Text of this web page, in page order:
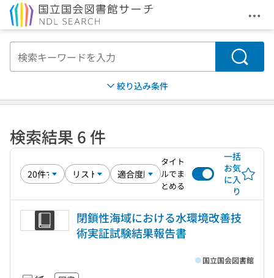
メ
検索
絞り込み条件
検索結果 6 件
タイト
ルでま
とめる
一括
お気
に入
り
閉鎖性海域における水環境改善技
術実証試験結果報告書
国立国会図書館